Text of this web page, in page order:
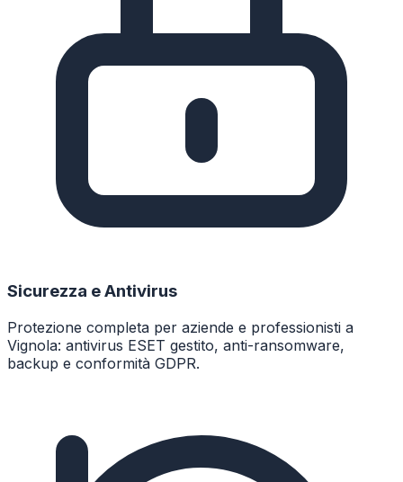
Sicurezza e Antivirus
Protezione completa per aziende e professionisti a
Vignola: antivirus ESET gestito, anti-ransomware,
backup e conformità GDPR.